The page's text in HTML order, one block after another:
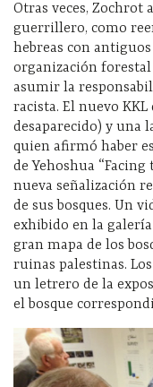
Otras veces, Zochrot
guerrillero, como
hebreas con antiguos
organización forestal
asumir la
racista. El nuevo
desaparecido) y una
quien afirmó haber
de Yehoshua
nueva señalización
de sus bosques. Un
exhibido en la
gran mapa de los
ruinas palestinas.
un letrero de la
el bosque